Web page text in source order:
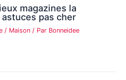
magazines la
pas cher
/ Maison / Par Bonneidee